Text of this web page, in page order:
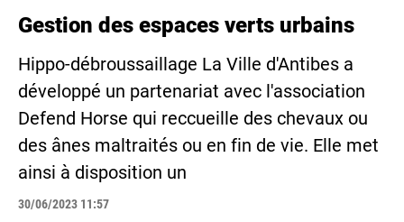
Gestion des espaces verts urbains
Hippo-débroussaillage La Ville d'Antibes a
développé un partenariat avec l'association
Defend Horse qui reccueille des chevaux ou
des ânes maltraités ou en fin de vie. Elle met
ainsi à disposition un
30/06/2023 11:57